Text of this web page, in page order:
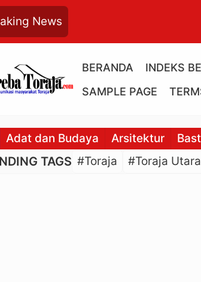
News
BERANDA INDEKS
SAMPLE PAGE
Adat dan Budaya Arsitektur
TAGS #Toraja #Toraja Utara